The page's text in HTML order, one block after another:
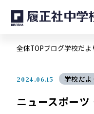
全体TOPブログ学校だよ
2024.06.15 学校だよ
ニュースポー